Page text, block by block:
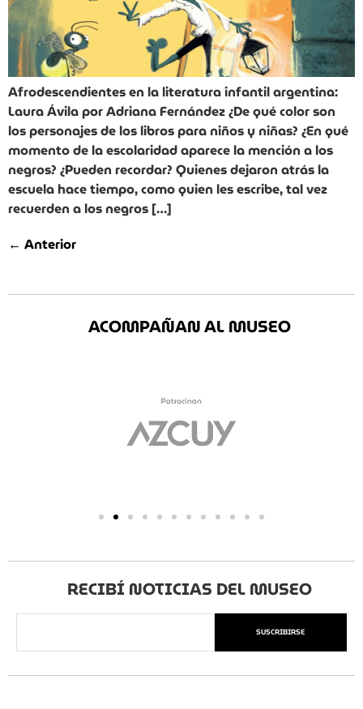
Afrodescendientes en la literatura infantil argentina:
Laura Ávila por Adriana Fernández ¿De qué color son
los personajes de los libros para niños y niñas? ¿En qué
momento de la escolaridad aparece la mención a los
negros? ¿Pueden recordar? Quienes dejaron atrás la
escuela hace tiempo, como quien les escribe, tal vez
recuerden a los negros […]
← Anterior
ACOMPAÑAN AL MUSEO
RECIBÍ NOTICIAS DEL MUSEO
SUSCRIBIRSE